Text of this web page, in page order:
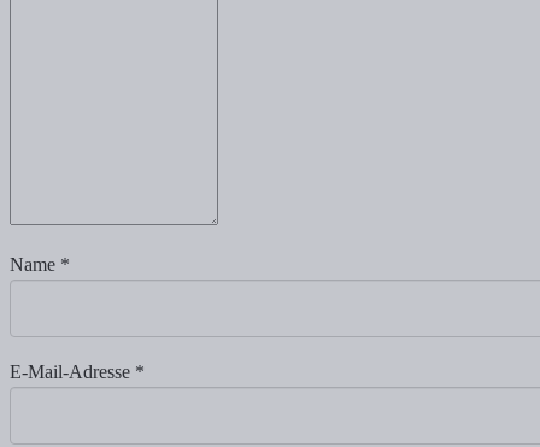
Name *
E-Mail-Adresse *